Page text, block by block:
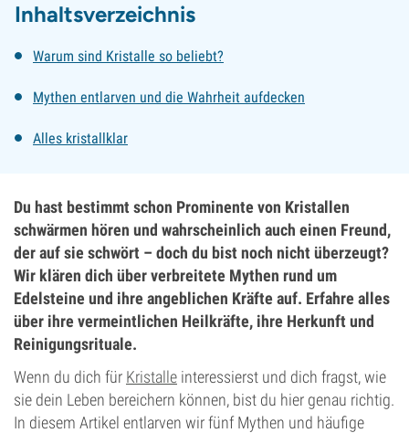
Inhaltsverzeichnis
Warum sind Kristalle so beliebt?
Mythen entlarven und die Wahrheit aufdecken
Alles kristallklar
Du hast bestimmt schon Prominente von Kristallen
schwärmen hören und wahrscheinlich auch einen Freund,
der auf sie schwört – doch du bist noch nicht überzeugt?
Wir klären dich über verbreitete Mythen rund um
Edelsteine und ihre angeblichen Kräfte auf. Erfahre alles
über ihre vermeintlichen Heilkräfte, ihre Herkunft und
Reinigungsrituale.
Wenn du dich für Kristalle interessierst und dich fragst, wie
sie dein Leben bereichern können, bist du hier genau richtig.
In diesem Artikel entlarven wir fünf Mythen und häufige